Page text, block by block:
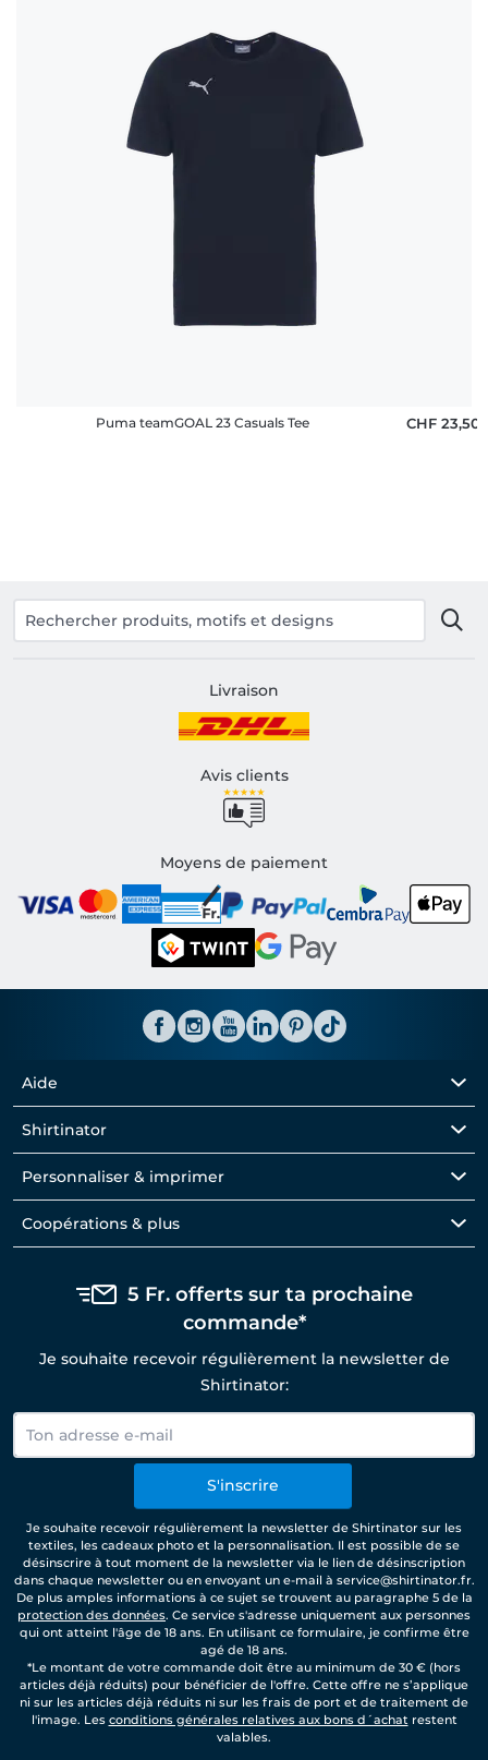
Puma teamGOAL 23 Casuals Tee CHF 23,50
Livraison
Avis clients
Moyens de paiement
Aide
Shirtinator
Personnaliser & imprimer
Coopérations & plus
5 Fr. offerts sur ta prochaine
commande*
Je souhaite recevoir régulièrement la newsletter de
Shirtinator:
S'inscrire
Je souhaite recevoir régulièrement la newsletter de Shirtinator sur les
textiles, les cadeaux photo et la personnalisation. Il est possible de se
désinscrire à tout moment de la newsletter via le lien de désinscription
dans chaque newsletter ou en envoyant un e-mail à service@shirtinator.fr.
De plus amples informations à ce sujet se trouvent au paragraphe 5 de la
protection des données. Ce service s'adresse uniquement aux personnes
qui ont atteint l'âge de 18 ans. En utilisant ce formulaire, je confirme être
agé de 18 ans.
*Le montant de votre commande doit être au minimum de 30 € (hors
articles déjà réduits) pour bénéficier de l'offre. Cette offre ne s’applique
ni sur les articles déjà réduits ni sur les frais de port et de traitement de
l'image. Les conditions générales relatives aux bons d´achatrestent
valables.